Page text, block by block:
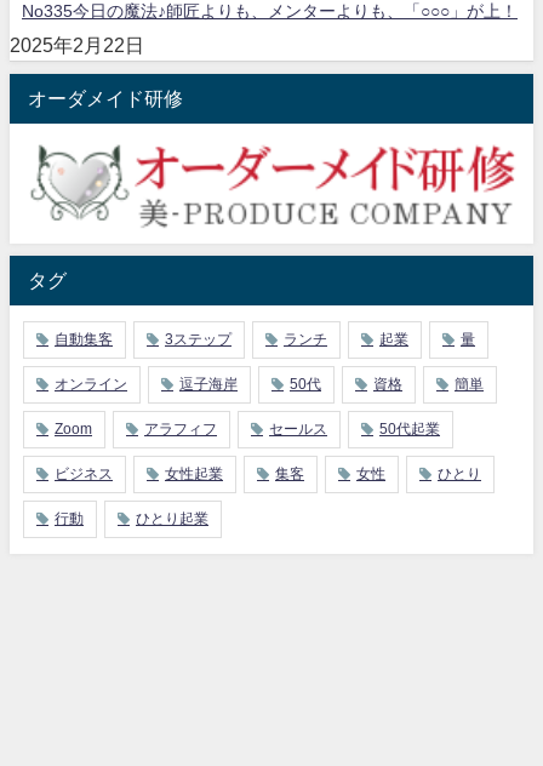
No335今日の魔法♪師匠よりも、メンターよりも、「○○○」が上！
2025年2月22日
オーダメイド研修
タグ
自動集客 3ステップ ランチ 起業 量
オンライン 逗子海岸 50代 資格 簡単
Zoom アラフィフ セールス 50代起業
ビジネス 女性起業 集客 女性 ひとり
行動 ひとり起業